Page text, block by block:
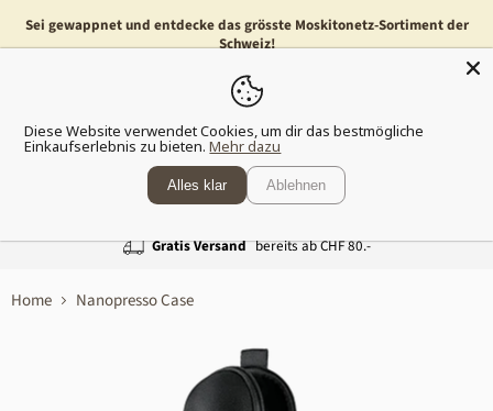
Sei gewappnet und entdecke das grösste Moskitonetz-Sortiment der
Schweiz!
Menü
Gratis Versand bereits ab CHF 80.-
Home Nanopresso Case
Diese Website verwendet Cookies, um dir das bestmögliche
Einkaufserlebnis zu bieten. Mehr dazu
Alles klar Ablehnen